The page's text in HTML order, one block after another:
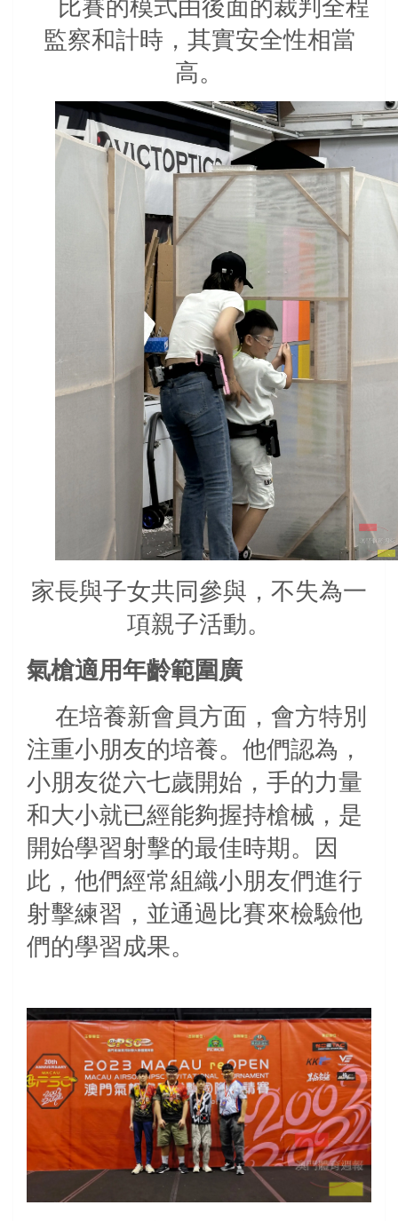
監察和計時，其實安全性相當
高。
家長與子女共同參與，不失為一
項親子活動。
氣槍適用年齡範圍廣
在培養新會員方面，會方特別
注重小朋友的培養。他們認為，
小朋友從六七歲開始，手的力量
和大小就已經能夠握持槍械，是
開始學習射擊的最佳時期。因
此，他們經常組織小朋友們進行
射擊練習，並通過比賽來檢驗他
們的學習成果。